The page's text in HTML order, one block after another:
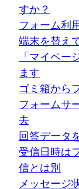
すか？
フォーム利
端末を替え
「マイペ
ます
ゴミ箱から
フォームサ
去
回答データ
受信日時は
信とは別
メッセージ